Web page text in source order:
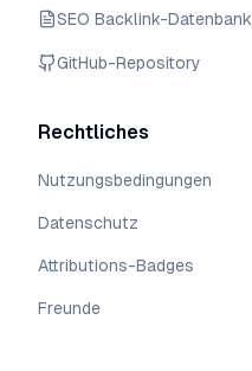
SEO Backlink-Datenbank
GitHub-Repository
Rechtliches
Nutzungsbedingungen
Datenschutz
Attributions-Badges
Freunde